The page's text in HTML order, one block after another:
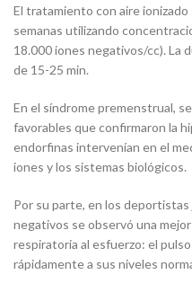
El tratamiento con aire
semanas utilizando
18.000 iones negativos/cc). La
de 15-25 min.
En el síndrome premenstrual,
favorables que confirmaron la
endorfinas intervenían en el
iones y los sistemas biológicos.
Por su parte, en los
negativos se observó una
respiratoria al esfuerzo: el
rápidamente a sus niveles